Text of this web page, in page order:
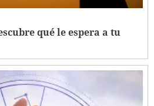
qué le espera a tu